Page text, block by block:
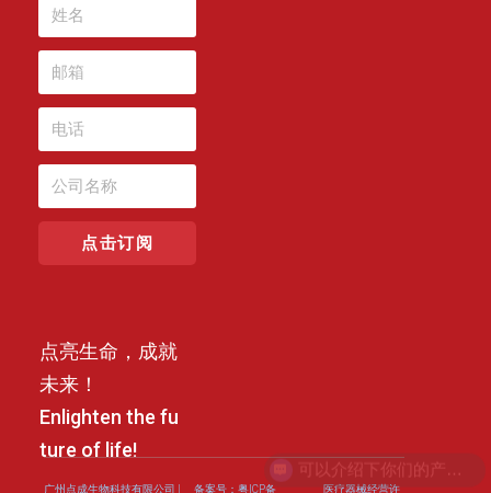
点击订阅
点亮生命，成就
未来！
Enlighten the fu
ture of life!
广州点成生物科技有限公司 | 备案号：粤ICP备 医疗器械经营许